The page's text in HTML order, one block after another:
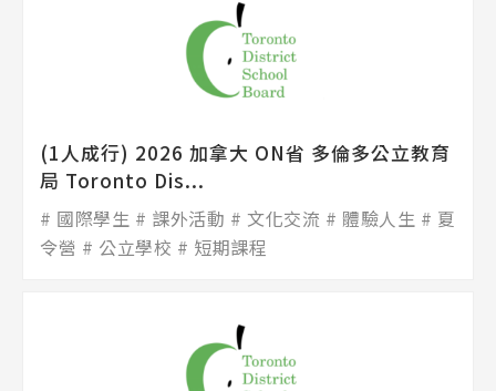
(1人成行) 2026 加拿大 ON省 多倫多公立教育
局 Toronto Dis...
國際學生 課外活動 文化交流 體驗人生
夏
令營
公立學校 短期課程